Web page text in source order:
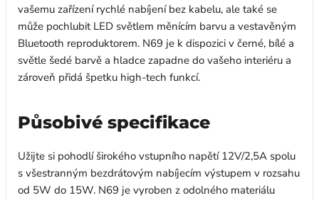
vašemu zařízení rychlé nabíjení bez kabelu, ale také se
může pochlubit LED světlem měnícím barvu a vestavěným
Bluetooth reproduktorem. N69 je k dispozici v černé, bílé a
světle šedé barvě a hladce zapadne do vašeho interiéru a
zároveň přidá špetku high-tech funkcí.
Působivé specifikace
Užijte si pohodlí širokého vstupního napětí 12V/2,5A spolu
s všestranným bezdrátovým nabíjecím výstupem v rozsahu
od 5W do 15W. N69 je vyroben z odolného materiálu